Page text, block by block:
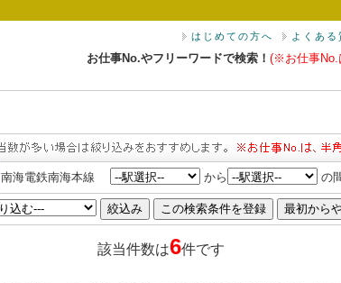
はじめての方へ よくある
お仕事No.やフリーワードで検索！ (※お仕事No.
南海電鉄南海本線 から の
該当件数は6件です